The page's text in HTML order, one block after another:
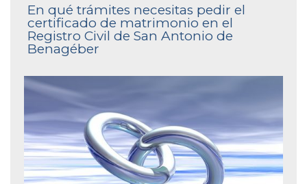
En qué trámites necesitas pedir el
certificado de matrimonio en el
Registro Civil de San Antonio de
Benagéber